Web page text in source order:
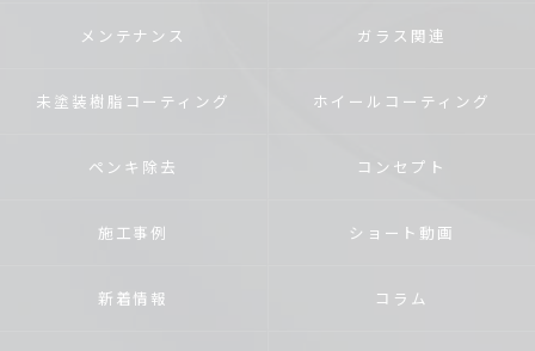
メンテナンス ガラス関連
未塗装樹脂コーティング ホイールコーティング
ペンキ除去 コンセプト
施工事例 ショート動画
新着情報 コラム